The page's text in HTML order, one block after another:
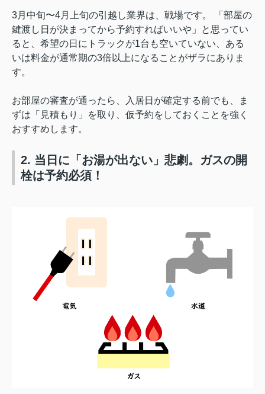
3月中旬〜4月上旬の引越し業界は、戦場です。 「部屋の
鍵渡し日が決まってから予約すればいいや」と思ってい
ると、希望の日にトラックが1台も空いていない、ある
いは料金が通常期の3倍以上になることがザラにありま
す。
お部屋の審査が通ったら、入居日が確定する前でも、ま
ずは「見積もり」を取り、仮予約をしておくことを強く
おすすめします。
2. 当日に「お湯が出ない」悲劇。ガスの開
栓は予約必須！